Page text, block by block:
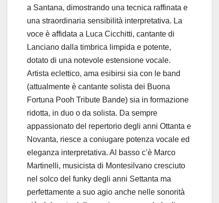
a Santana, dimostrando una tecnica raffinata e
una straordinaria sensibilità interpretativa. La
voce è affidata a Luca Cicchitti, cantante di
Lanciano dalla timbrica limpida e potente,
dotato di una notevole estensione vocale.
Artista eclettico, ama esibirsi sia con le band
(attualmente è cantante solista dei Buona
Fortuna Pooh Tribute Bande) sia in formazione
ridotta, in duo o da solista. Da sempre
appassionato del repertorio degli anni Ottanta e
Novanta, riesce a coniugare potenza vocale ed
eleganza interpretativa. Al basso c’è Marco
Martinelli, musicista di Montesilvano cresciuto
nel solco del funky degli anni Settanta ma
perfettamente a suo agio anche nelle sonorità